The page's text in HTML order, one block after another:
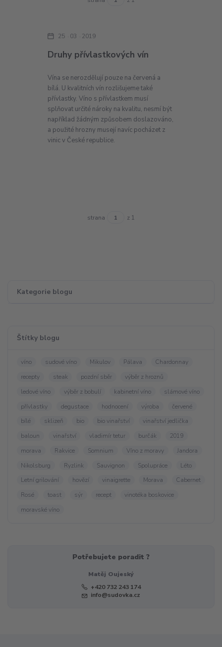
Kategorie blogu
Štítky blogu
víno sudové víno Mikulov Pálava
Chardonnay
recepty
steak pozdní sběr
výběr z hroznů
ledové víno
výběr z bobulí kabinetní víno
slámové víno
přívlastky
degustace hodnocení výroba
červené
bílé
sklizeň bio bio vinařství
vinařství jedlička
baloun
vinařství vladimír tetur burčák
2019
morava
Rakvice Somnium Víno z moravy
Jandora
Nikolsburg
Ryzlink Sauvignon Spolupráce
Léto
Letní grilování
hovězí vinaigrette Morava
Cabernet
Rosé
toast sýr recept
vinotéka boskovice
moravské víno
Potřebujete poradit ?
Matěj Oujeský
+420 732 243 174
info@sudovka.cz
Druhy přívlastkových vín
25 03 2019
Vína se nerozdělují pouze na červená a
bílá. U kvalitních vín rozlišujeme také
přívlastky. Víno s přívlastkem musí
splňovat určité nároky na kvalitu, nesmí být
například žádným způsobem doslazováno,
a použité hrozny musejí navíc pocházet z
vinic v České republice.
strana z 1